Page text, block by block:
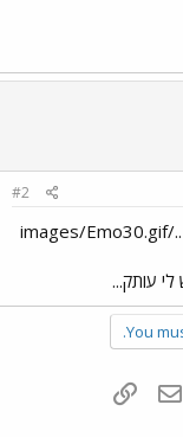
#2
עותק...
You
דואר אלקטרוני